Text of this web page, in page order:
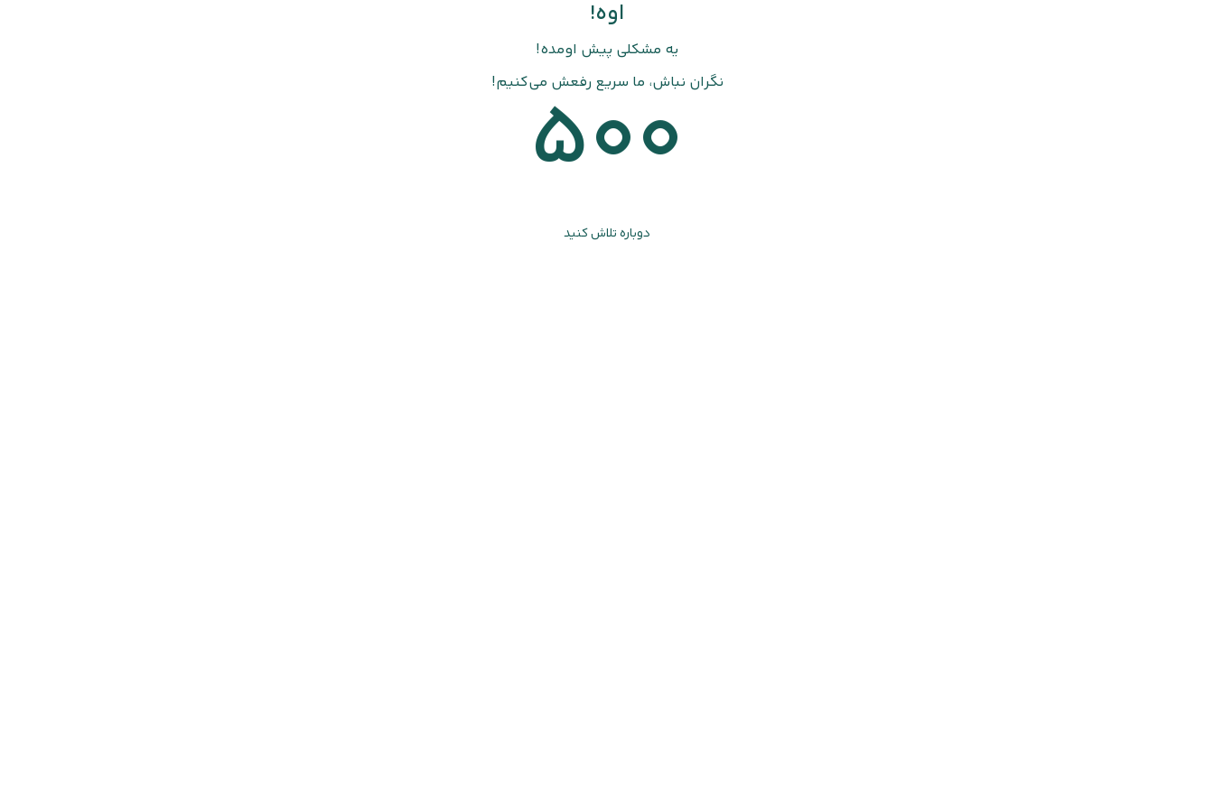
اوه!
یه مشکلی پیش اومده!
نگران نباش، ما سریع رفعش می‌کنیم!
500
دوباره تلاش کنید